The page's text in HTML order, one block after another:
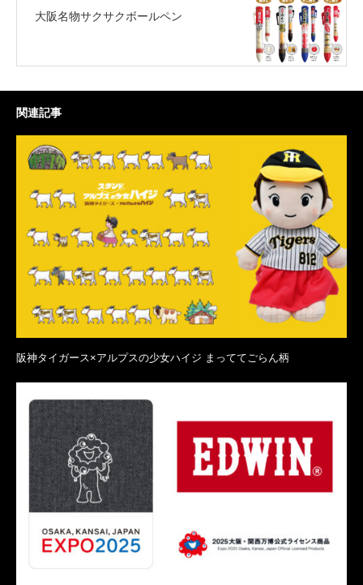
大阪名物サクサクボールペン
関連記事
阪神タイガース×アルプスの少女ハイジ まっててごらん柄